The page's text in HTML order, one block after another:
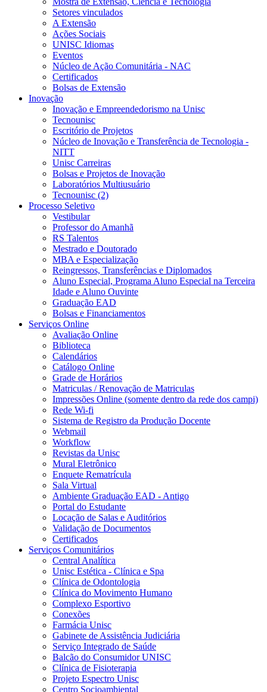
Setores vinculados
A Extensão
Ações Sociais
UNISC Idiomas
Eventos
Núcleo de Ação Comunitária - NAC
Certificados
Bolsas de Extensão
Inovação
Inovação e Empreendedorismo na Unisc
Tecnounisc
Escritório de Projetos
Núcleo de Inovação e Transferência de Tecnologia -
NITT
Unisc Carreiras
Bolsas e Projetos de Inovação
Laboratórios Multiusuário
Tecnounisc (2)
Processo Seletivo
Vestibular
Professor do Amanhã
RS Talentos
Mestrado e Doutorado
MBA e Especialização
Reingressos, Transferências e Diplomados
Aluno Especial, Programa Aluno Especial na Terceira
Idade e Aluno Ouvinte
Graduação EAD
Bolsas e Financiamentos
Serviços Online
Avaliação Online
Biblioteca
Calendários
Catálogo Online
Grade de Horários
Matriculas / Renovação de Matriculas
Impressões Online (somente dentro da rede dos campi)
Rede Wi-fi
Sistema de Registro da Produção Docente
Webmail
Workflow
Revistas da Unisc
Mural Eletrônico
Enquete Rematrícula
Sala Virtual
Ambiente Graduação EAD - Antigo
Portal do Estudante
Locação de Salas e Auditórios
Validação de Documentos
Certificados
Serviços Comunitários
Central Analítica
Unisc Estética - Clínica e Spa
Clínica de Odontologia
Clínica do Movimento Humano
Complexo Esportivo
Conexões
Farmácia Unisc
Gabinete de Assistência Judiciária
Serviço Integrado de Saúde
Balcão do Consumidor UNISC
Clínica de Fisioterapia
Projeto Espectro Unisc
Centro Socioambiental